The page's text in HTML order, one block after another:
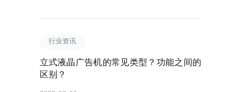
行业资讯
立式液晶广告机的常见类型？功能之间的
区别？